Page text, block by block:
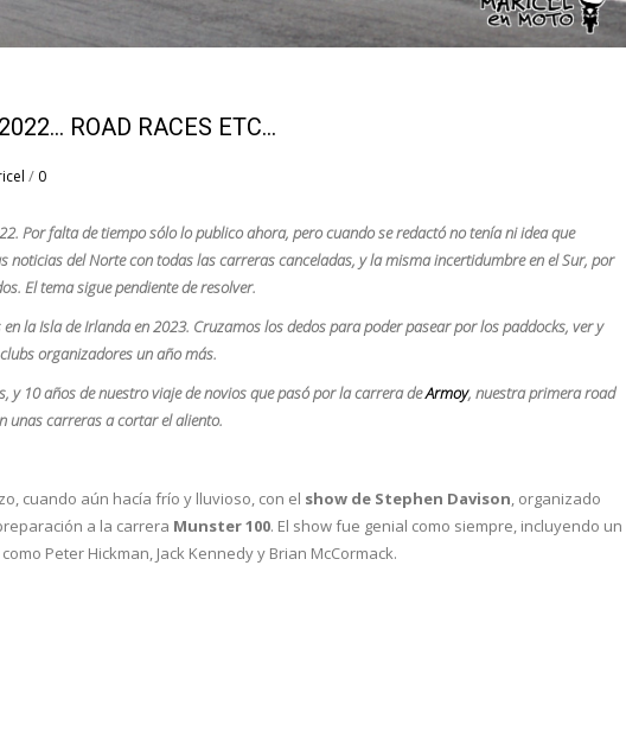
ROAD RACES ETC…
/ 0
Por falta de tiempo sólo lo publico ahora, pero cuando se redactó no tenía ni idea que
noticias del Norte con todas las carreras canceladas, y la misma incertidumbre en el Sur, por
El tema sigue pendiente de resolver.
la Isla de Irlanda en 2023. Cruzamos los dedos para poder pasear por los paddocks, ver y
organizadores un año más.
y 10 años de nuestro viaje de novios que pasó por la carrera deArmoy, nuestra primera road
unas carreras a cortar el aliento.
cuando aún hacía frío y lluvioso, con el show de Stephen Davison, organizado
a la carrera Munster 100. El show fue genial como siempre, incluyendo un
Peter Hickman, Jack Kennedy y Brian McCormack.